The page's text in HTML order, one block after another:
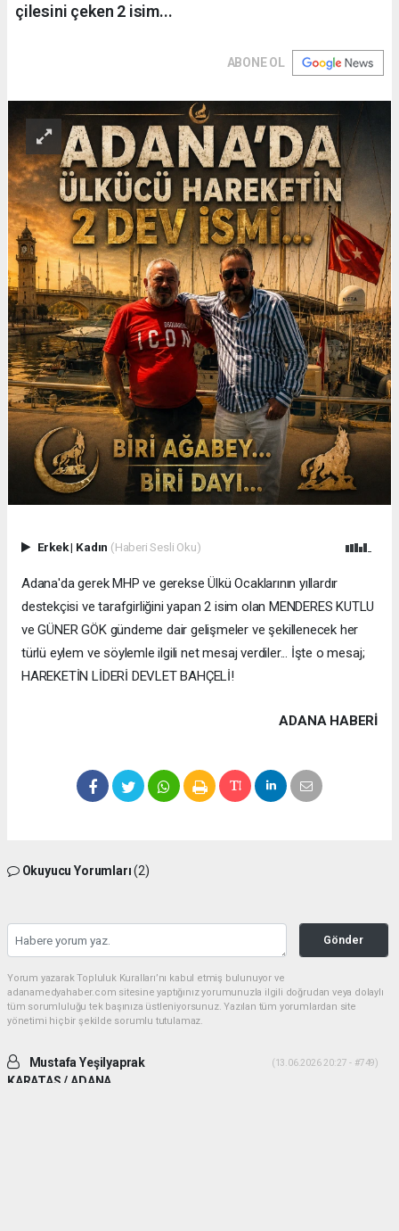
çilesini çeken 2 isim...
ABONE OL
Erkek| Kadın (Haberi Sesli Oku)
Adana'da gerek MHP ve gerekse Ülkü Ocaklarının yıllardır
destekçisi ve tarafgirliğini yapan 2 isim olan MENDERES KUTLU
ve GÜNER GÖK gündeme dair gelişmeler ve şekillenecek her
türlü eylem ve söylemle ilgili net mesaj verdiler... İşte o mesaj;
HAREKETİN LİDERİ DEVLET BAHÇELİ!
ADANA HABERİ
Okuyucu Yorumları(2)
Gönder
Yorum yazarak Topluluk Kuralları’nı kabul etmiş bulunuyor ve
adanamedyahaber.com sitesine yaptığınız yorumunuzla ilgili doğrudan veya dolaylı
tüm sorumluluğu tek başınıza üstleniyorsunuz. Yazılan tüm yorumlardan site
yönetimi hiçbir şekilde sorumlu tutulamaz.
Mustafa Yeşilyaprak
KARATAS / ADANA
(13.06.2026 20:27 - #749)